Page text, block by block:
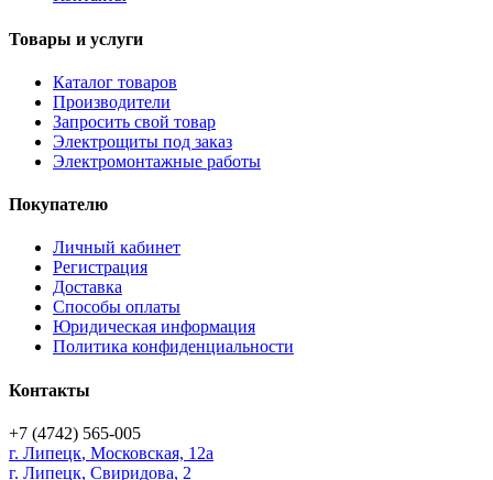
Товары и услуги
Каталог товаров
Производители
Запросить свой товар
Электрощиты под заказ
Электромонтажные работы
Покупателю
Личный кабинет
Регистрация
Доставка
Способы оплаты
Юридическая информация
Политика конфиденциальности
Контакты
+7 (4742) 565-005
г. Липецк, Московская, 12а
г. Липецк, Свиридова, 2